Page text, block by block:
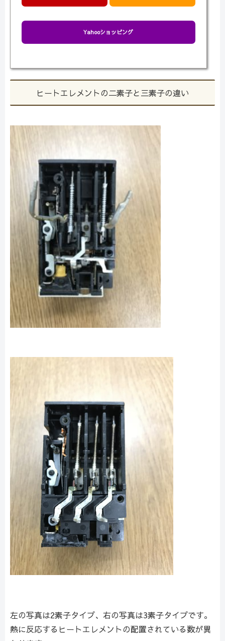
Yahooショッピング
ヒートエレメントの二素子と三素子の違い
左の写真は2素子タイプ、右の写真は3素子タイプです。
熱に反応するヒートエレメントの配置されている数が異